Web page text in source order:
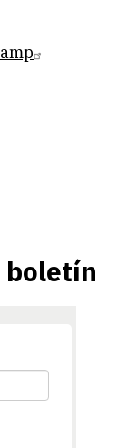
boletín